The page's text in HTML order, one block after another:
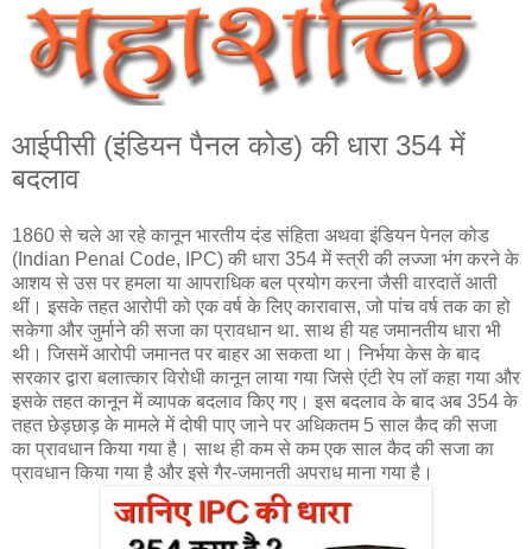
आईपीसी (इंडियन पैनल कोड) की धारा 354 में
बदलाव
1860 से चले आ रहे कानून भारतीय दंड संहिता अथवा इंडियन पेनल कोड
(Indian Penal Code, IPC) की धारा 354 में स्त्री की लज्जा भंग करने के
आशय से उस पर हमला या आपराधिक बल प्रयोग करना जैसी वारदातें आती
थीं। इसके तहत आरोपी को एक वर्ष के लिए कारावास, जो पांच वर्ष तक का हो
सकेगा और जुर्माने की सजा का प्रावधान था. साथ ही यह जमानतीय धारा भी
थी। जिसमें आरोपी जमानत पर बाहर आ सकता था। निर्भया केस के बाद
सरकार द्वारा बलात्‍कार विरोधी कानून लाया गया जिसे एंटी रेप लॉ कहा गया और
इसके तहत कानून में व्यापक बदलाव किए गए। इस बदलाव के बाद अब 354 के
तहत छेड़छाड़ के मामले में दोषी पाए जाने पर अधिकतम 5 साल कैद की सजा
का प्रावधान किया गया है। साथ ही कम से कम एक साल कैद की सजा का
प्रावधान किया गया है और इसे गैर-जमानती अपराध माना गया है।